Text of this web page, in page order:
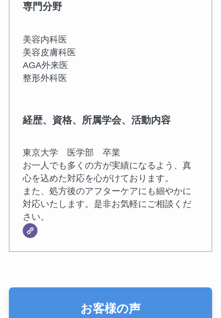
専門分野
美容内科医
美容皮膚科医
AGA外来医
整形外科医
経歴、資格、所属学会、活動内容
東京大学 医学部 卒業
お一人でも多くの方が実績になるよう、真
心を込めた対応を心がけております。
また、処方後のアフターケアにも細やかに
対応いたします。是非お気軽にご相談くだ
さい。
お客様の声